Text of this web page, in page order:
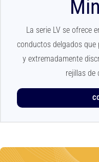
La serie LV se ofrece
conductos delgados
y extremadamente
rejillas de